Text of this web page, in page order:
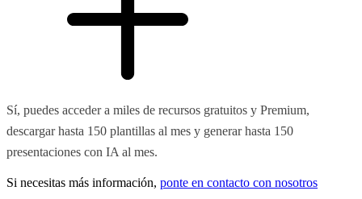
Sí, puedes acceder a miles de recursos gratuitos y Premium,
descargar hasta 150 plantillas al mes y generar hasta 150
presentaciones con IA al mes.
Si necesitas más información, ponte en contacto con nosotros